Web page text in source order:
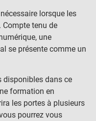
lorsque les
Compte tenu de
une
se présente comme un
disponibles dans ce
formation en
les portes à plusieurs
pourrez vous